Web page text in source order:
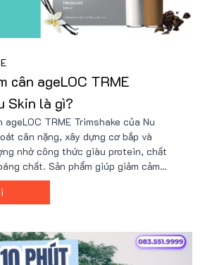
cân ageLOC TRME
Skin là gì?
TRME Trimshake của Nu
cân nặng, xây dựng cơ bắp và
nhờ công thức giàu protein, chất
chất. Sản phẩm giúp giảm cảm
cường trao đổi chất và phù hợp với
tập luyện. Giá tốt tại Nu88!